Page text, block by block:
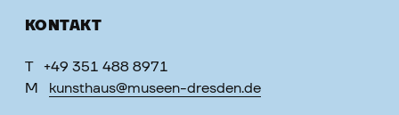
KONTAKT
T
+49 351 488 8971
M
kunsthaus@museen-dresden.de